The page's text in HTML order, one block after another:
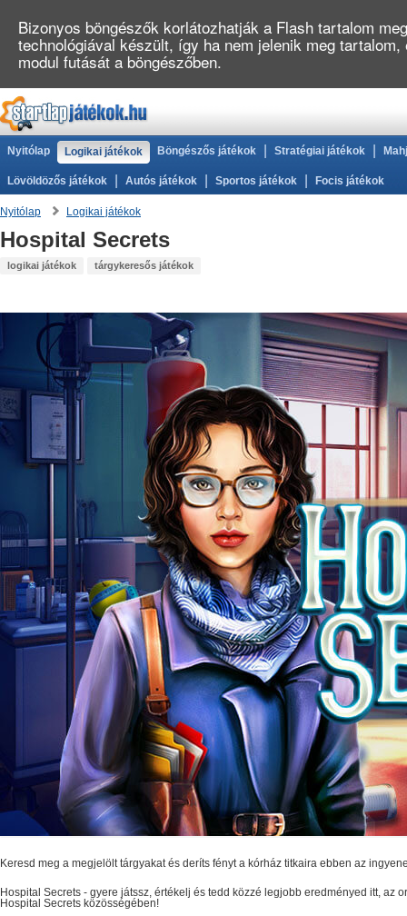
Nyitólap Logikai játékok Böngészős játékok Stratégiai játékok
Lövöldözős játékok Autós játékok Sportos játékok Focis játékok
Nyitólap Logikai játékok
Hospital Secrets
logikai játékok tárgykeresős játékok
Keresd meg a megjelölt tárgyakat és deríts fényt a kórház titkaira ebben az
Hospital Secrets - gyere játssz, értékelj és tedd közzé legjobb eredményed itt, az
Hospital Secrets közösségében!
Bizonyos böngészők korlátozhatják a Flash tartalom
technológiával készült, így ha nem jelenik meg
modul futását a böngészőben.